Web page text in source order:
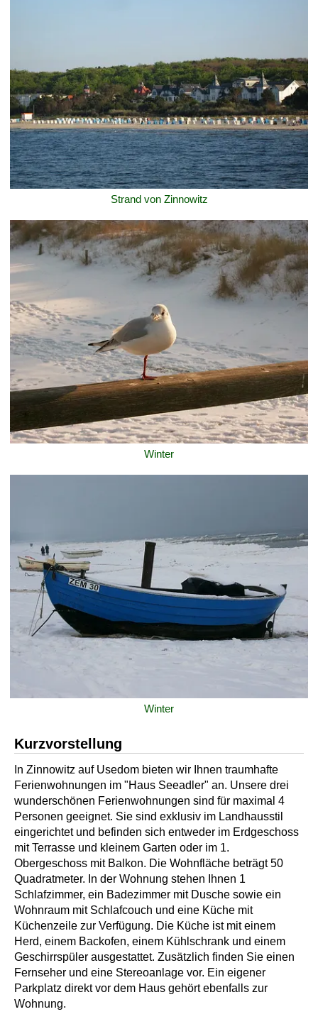
Strand von Zinnowitz
Winter
Winter
Kurzvorstellung
In Zinnowitz auf Usedom bieten wir Ihnen traumhafte
Ferienwohnungen im "Haus Seeadler" an. Unsere drei
wunderschönen Ferienwohnungen sind für maximal 4
Personen geeignet. Sie sind exklusiv im Landhausstil
eingerichtet und befinden sich entweder im Erdgeschoss
mit Terrasse und kleinem Garten oder im 1.
Obergeschoss mit Balkon. Die Wohnfläche beträgt 50
Quadratmeter. In der Wohnung stehen Ihnen 1
Schlafzimmer, ein Badezimmer mit Dusche sowie ein
Wohnraum mit Schlafcouch und eine Küche mit
Küchenzeile zur Verfügung. Die Küche ist mit einem
Herd, einem Backofen, einem Kühlschrank und einem
Geschirrspüler ausgestattet. Zusätzlich finden Sie einen
Fernseher und eine Stereoanlage vor. Ein eigener
Parkplatz direkt vor dem Haus gehört ebenfalls zur
Wohnung.